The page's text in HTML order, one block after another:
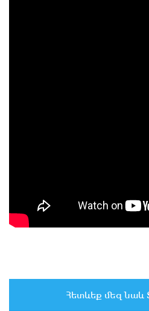
Հետևեք մեզ նաև